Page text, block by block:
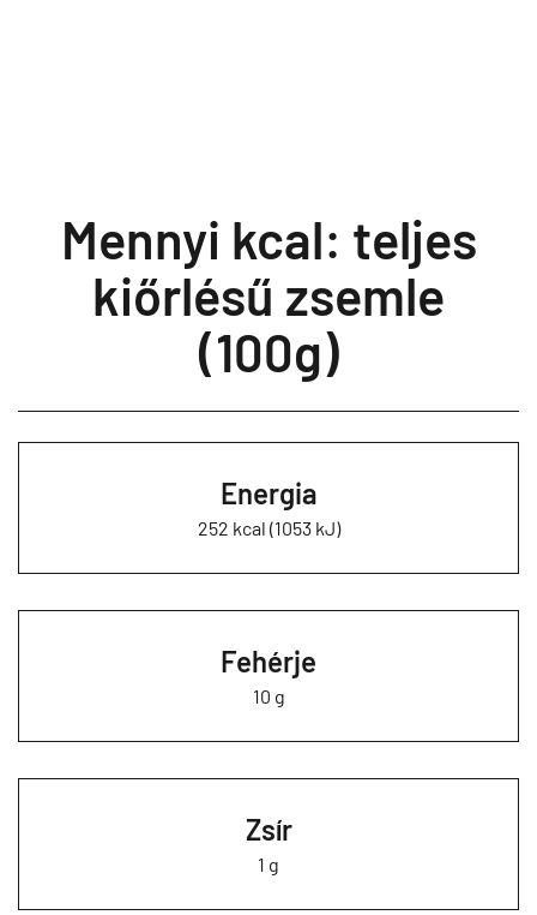
Mennyi kcal: teljes
kiőrlésű zsemle
(100g)
Energia
252 kcal (1053 kJ)
Fehérje
10 g
Zsír
1 g